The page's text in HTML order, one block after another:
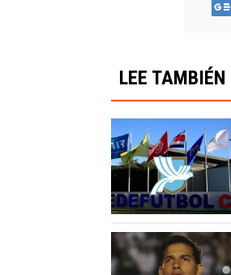
LEE TAMBIÉN